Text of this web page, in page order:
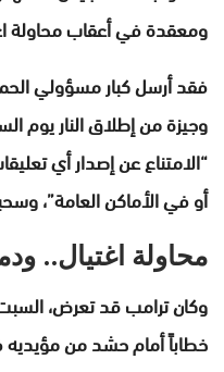
ومعقدة في أعقاب محاولة
فقد أرسل كبار مسؤولي
وجيزة من إطلاق النار يوم
“الامتناع عن إصدار أي
أو في الأماكن العامة”،
محاولة اغتيال..
وكان ترامب قد تعرض،
خطاباً أمام حشد من مؤيديه